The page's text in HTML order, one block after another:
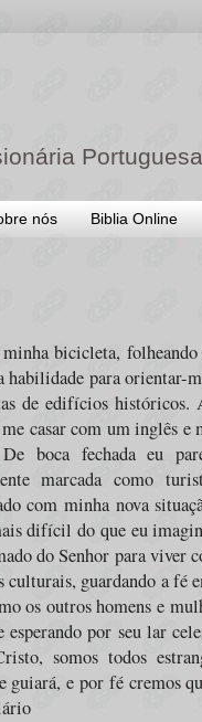
nós Biblia Online
bicicleta,
habilidade para orientar-
de edifícios
me casar com um inglês
boca fechada eu
marcada como
com minha nova
difícil do que eu
do Senhor para viver
guardando a fé
os outros homens e
esperando por seu lar
somos todos
guiará, e por fé cremos